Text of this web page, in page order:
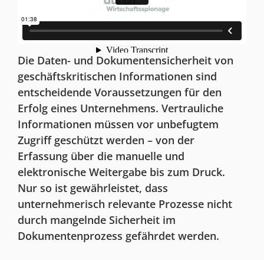
Die Daten- und Dokumentensicherheit von
geschäftskritischen Informationen sind
entscheidende Voraussetzungen für den
Erfolg eines Unternehmens. Vertrauliche
Informationen müssen vor unbefugtem
Zugriff geschützt werden – von der
Erfassung über die manuelle und
elektronische Weitergabe bis zum Druck.
Nur so ist gewährleistet, dass
unternehmerisch relevante Prozesse nicht
durch mangelnde Sicherheit im
Dokumentenprozess gefährdet werden.